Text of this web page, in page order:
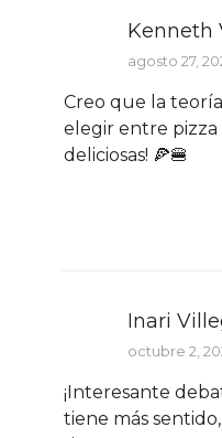
Kenneth
agosto 27,
Creo que la teoría monista y dualista es como
elegir entre pizza
deliciosas! 🍕🍔
Inari
octubre 2,
¡Interesante debate! Creo que el dualismo
tiene más